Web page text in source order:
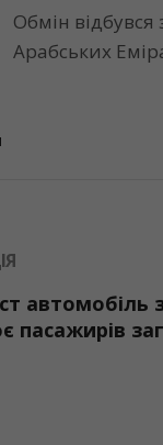
Обмін
Арабських
автомобіль
пасажирів